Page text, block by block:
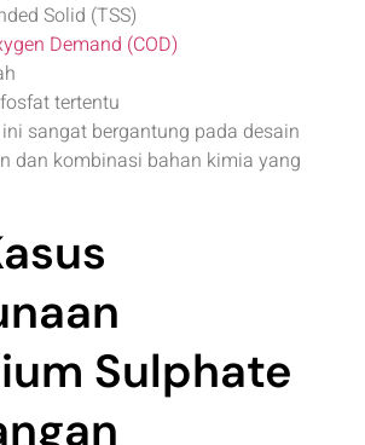
Solid (TSS)
Demand (COD)
tertentu
sangat bergantung pada desain
dan kombinasi bahan kimia yang
Sulphate